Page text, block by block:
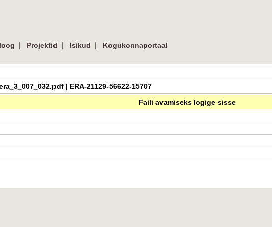
| Projektid | Isikud |
Kogukonnaportaal
| ERA-21129-56622-15707
Faili avamiseks logige sisse